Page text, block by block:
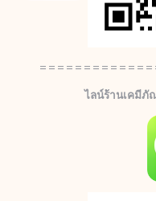
ไลน์ร้านเคมีภั